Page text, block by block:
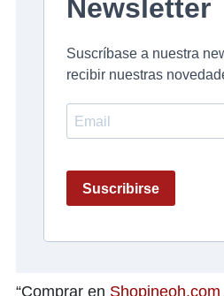
“Comprar en Shopineoh.com